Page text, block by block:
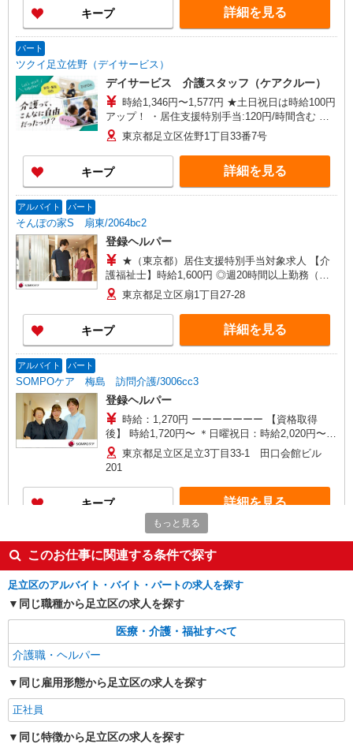
キープ 詳細を見る
パート
ツクイ足立佐野（デイサービス）
デイサービス 介護スタッフ（ケアクルー）
時給1,346円〜1,577円 ★土日祝日は時給100円
アップ！ ・居住支援特別手当:120円/時間含む ※
給与幅は資格・経験等による
東京都足立区佐野1丁目33番7号
キープ 詳細を見る
アルバイト パート
そんぽの家S 扇東/2064bc2
登録ヘルパー
★（東京都）居住支援特別手当対象求人 【介
護福祉士】時給1,600円 ◎週20時間以上勤務（社
保加入者）の場合は時給1,650円 ＊早朝夜間（〜8
時、18時〜）：時給2,000円〜 ＊日曜祝日：時給
1,900円〜 【実務者研修・初任者研修（ヘルパー1
級・2級）】時給1,520円 ◎週20時間以上勤務（社
保加入者）の場合は時給1,570円 ＊早朝夜間（〜8
1,820円〜 ◎身体介助、生活援助が同時給 ◎キャ
ンセル手当：職務時給の60％支給 ※居住支援特別
手当は勤続5年目までの方はさらに時給＋50円（再
入社者は除く）
東京都足立区扇1丁目27-28
キープ 詳細を見る
アルバイト パート
SOMPOケア 梅島 訪問介護/3006cc3
登録ヘルパー
時給：1,270円 ーーーーーーー 【資格取得
後】 時給1,720円〜 ＊日曜祝日：時給2,020円〜
ーーーーーーー
東京都足立区足立3丁目33-1 田口会館ビル
201
キープ 詳細を見る
そんぽの家S 足立保塚/2067ba1
介護スタッフ
【介護福祉士】 月給：280,800円 年収例：379
万円〜 ※職務手当、特別職務手当、（東京都）居
住支援特別手当、働きがい向上手当、日祝手当
（月平均2回分）、夜勤手当（月平均5回分）等、
支給（再入社は除く） ◎賞与：基本給2.08ヶ月分/
年支給 ◎残業時は別途時間外手当支給（超過1
東京都足立区保塚町4-31
キープ
アルバイト パート
SOMPOケア 足立 訪問介護/3001cc3
登録ヘルパー
もっと見る
このお仕事に関連する条件で探す
足立区のアルバイト・バイト・パートの求人を探す
同じ職種から足立区の求人を探す
医療・介護・福祉すべて
介護職・ヘルパー
同じ雇用形態から足立区の求人を探す
正社員
同じ特徴から足立区の求人を探す